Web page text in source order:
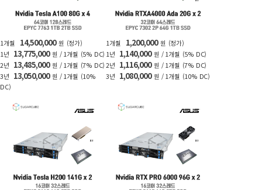
1개월 14,500,000 원
(정가)
1년
13,775,000 원 / 1개월
(5% DC)
2년
13,485,000 원 / 1개월
(7% DC)
3년
13,050,000 원 / 1개월
(10%
DC)
1개월 1,200,000 원
(정가)
1년
1,140,000 원 / 1개월
(5% DC)
2년
1,116,000 원 / 1개월
(7% DC)
3년
1,080,000 원 / 1개월 (10% DC)